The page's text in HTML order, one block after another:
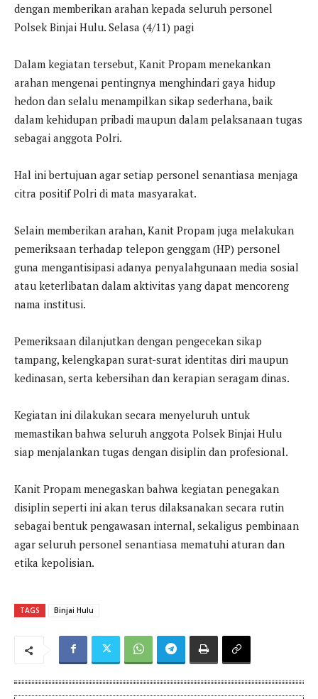
dengan memberikan arahan kepada seluruh personel
Polsek Binjai Hulu. Selasa (4/11) pagi
Dalam kegiatan tersebut, Kanit Propam menekankan
arahan mengenai pentingnya menghindari gaya hidup
hedon dan selalu menampilkan sikap sederhana, baik
dalam kehidupan pribadi maupun dalam pelaksanaan tugas
sebagai anggota Polri.
Hal ini bertujuan agar setiap personel senantiasa menjaga
citra positif Polri di mata masyarakat.
Selain memberikan arahan, Kanit Propam juga melakukan
pemeriksaan terhadap telepon genggam (HP) personel
guna mengantisipasi adanya penyalahgunaan media sosial
atau keterlibatan dalam aktivitas yang dapat mencoreng
nama institusi.
Pemeriksaan dilanjutkan dengan pengecekan sikap
tampang, kelengkapan surat-surat identitas diri maupun
kedinasan, serta kebersihan dan kerapian seragam dinas.
Kegiatan ini dilakukan secara menyeluruh untuk
memastikan bahwa seluruh anggota Polsek Binjai Hulu
siap menjalankan tugas dengan disiplin dan profesional.
Kanit Propam menegaskan bahwa kegiatan penegakan
disiplin seperti ini akan terus dilaksanakan secara rutin
sebagai bentuk pengawasan internal, sekaligus pembinaan
agar seluruh personel senantiasa mematuhi aturan dan
etika kepolisian.
TAGS Binjai Hulu